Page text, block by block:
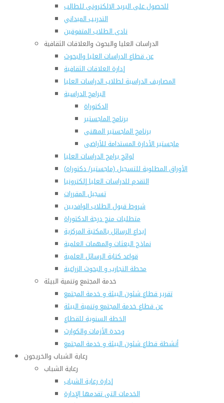
للحصول على البريد الالكترونى للطالب
التدريب الميداني
نادى الطلاب المتفوقين
الدراسات العليا والبحوث والعلاقات الثقافية
عن قطاع الدراسات العليا والبحوث
إدارة العلاقات الثقافية
المصاريف الدراسية لطلاب الدراسات العليا
البرامج الدراسية
الدكتوراة
برنامج الماجستير
برنامج الماجستير المهنى
ماجستير الأدارة المستدامة للأراضى
لوائح برامج الدراسات العليا
(الأوراق المطلوبة للتسجيل (ماجستير/ دكتوراه
التقدم للدراسات العليا إلكترونيا
تسجيل المقررات
شروط قبول الطلاب الوافديين
متطلبات منح درجة الدكتوراة
إيداع الرسائل بالمكتبة المركزية
نماذج البعثات والمهمات العلمية
قواعد كتابة الرسائل العلمية
محطة التجارب و البحوث الزراعية
خدمة المجتمع وتنمية البيئة
تقرير قطاع شئون البيئة و خدمة المجتمع
عن قطاع خدمة المجتمع وتنمية البيئة
الخطة السنوية للقطاع
وحدة الأزمات والكوارث
أنشطة قطاع شئون البيئة و خدمة المجتمع
رعاية الشباب والخريجون
رعاية الشباب
إدارة رعاية الشباب
الخدمات التى تقدمها الإدارة